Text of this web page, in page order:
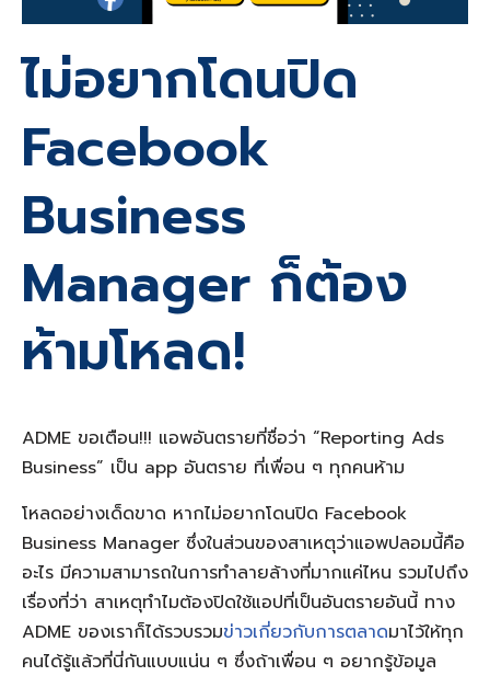
ไม่อยากโดนปิด
Facebook
Business
Manager ก็ต้อง
ห้ามโหลด!
ADME ขอเตือน!!! แอพอันตรายที่ชื่อว่า “Reporting Ads
Business” เป็น app อันตราย ที่เพื่อน ๆ ทุกคนห้าม
โหลดอย่างเด็ดขาด หากไม่อยากโดนปิด Facebook
Business Manager ซึ่งในส่วนของสาเหตุว่าแอพปลอมนี้คือ
อะไร มีความสามารถในการทำลายล้างที่มากแค่ไหน รวมไปถึง
เรื่องที่ว่า สาเหตุทำไมต้องปิดใช้แอปที่เป็นอันตรายอันนี้ ทาง
ADME ของเราก็ได้รวบรวมข่าวเกี่ยวกับการตลาดมาไว้ให้ทุก
คนได้รู้แล้วที่นี่กันแบบแน่น ๆ ซึ่งถ้าเพื่อน ๆ อยากรู้ข้อมูล